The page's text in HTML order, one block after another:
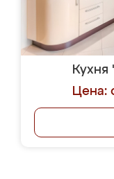
Цена: